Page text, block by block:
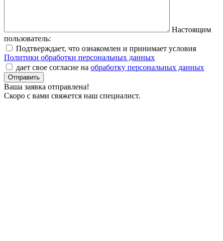
Настоящим
пользователь:
Подтверждает, что ознакомлен и принимает условия
Политики обработки персональных данных
дает свое согласие на обработку персональных данных
Ваша заявка отправлена!
Скоро с вами свяжется наш специалист.